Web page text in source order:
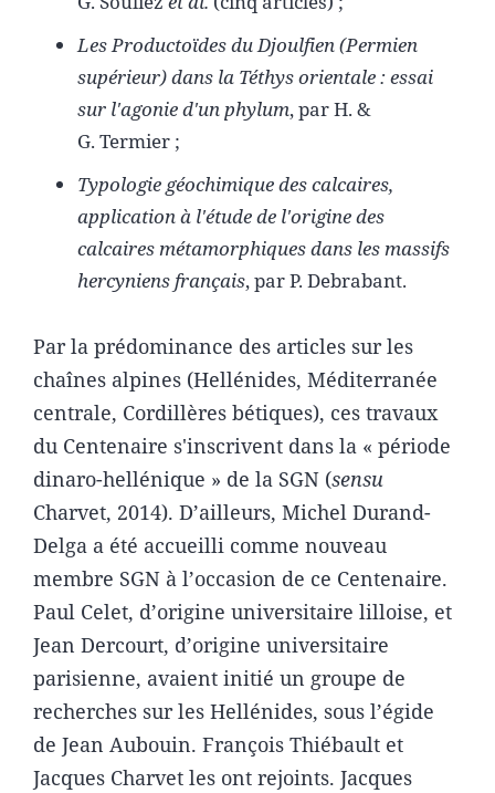
Les Productoïdes du Djoulfien (Permien
supérieur) dans la Téthys orientale : essai
sur l'agonie d'un phylum, par H. &
G. Termier ;
Typologie géochimique des calcaires,
application à l'étude de l'origine des
calcaires métamorphiques dans les massifs
hercyniens français, par P. Debrabant.
Par la prédominance des articles sur les
chaînes alpines (Hellénides, Méditerranée
centrale, Cordillères bétiques), ces travaux
du Centenaire s'inscrivent dans la « période
dinaro-hellénique » de la SGN (sensu
Charvet, 2014). D’ailleurs, Michel Durand-
Delga a été accueilli comme nouveau
membre SGN à l’occasion de ce Centenaire.
Paul Celet, d’origine universitaire lilloise, et
Jean Dercourt, d’origine universitaire
parisienne, avaient initié un groupe de
recherches sur les Hellénides, sous l’égide
de Jean Aubouin. François Thiébault et
Jacques Charvet les ont rejoints. Jacques